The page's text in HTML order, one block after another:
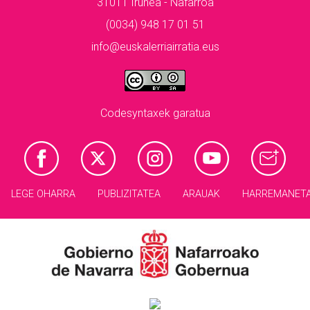
(0034) 948 17 01 51
info@euskalerriairratia.eus
Codesyntaxek garatua
LEGE OHARRA PUBLIZITATEA ARAUAK